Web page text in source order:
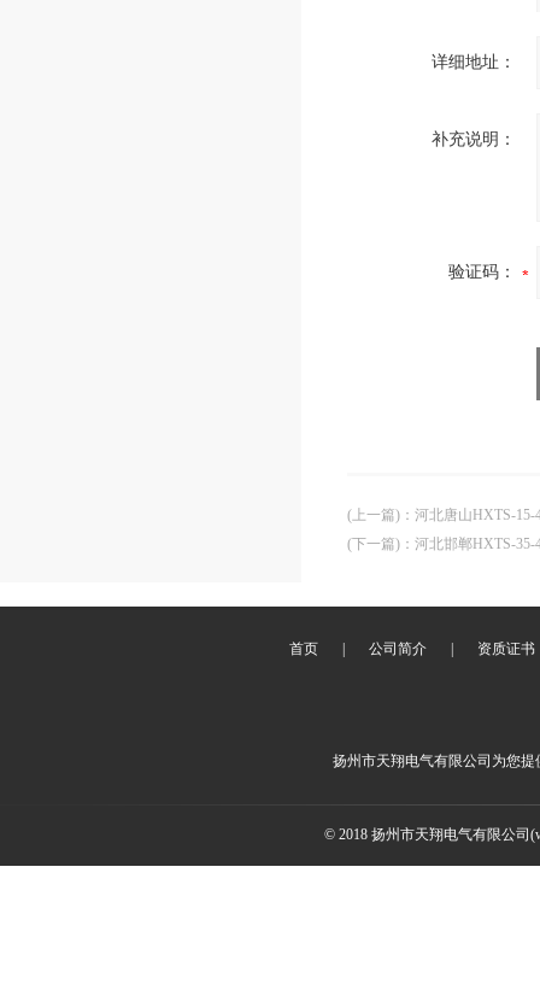
详细地址：
补充说明：
验证码：
(上一篇) ： 河北唐山HXTS-15-
(下一篇) ： 河北邯郸HXTS-35-
首页 公司简介 资质证书
扬州市天翔电气有限公司为您提
© 2018 扬州市天翔电气有限公司